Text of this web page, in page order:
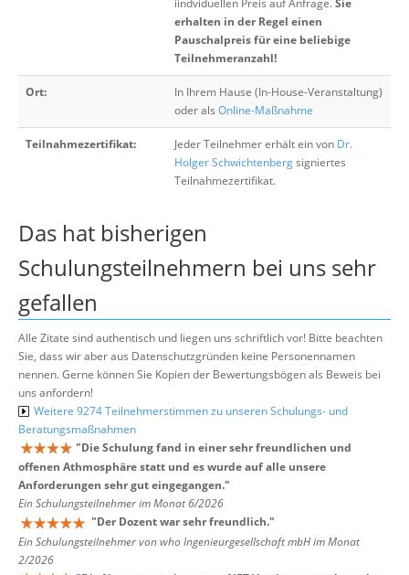
iindviduellen Preis auf Anfrage.Sie
erhalten in der Regel einen
Pauschalpreis für eine beliebige
Teilnehmeranzahl!
Ort:
In Ihrem Hause (In-House-Veranstaltung)
oder als Online-Maßnahme
Teilnahmezertifikat: Jeder Teilnehmer erhält ein von Dr.
Holger Schwichtenbergsigniertes
Teilnahmezertifikat.
Das hat bisherigen
Schulungsteilnehmern bei uns sehr
gefallen
Alle Zitate sind authentisch und liegen uns schriftlich vor! Bitte beachten
Sie, dass wir aber aus Datenschutzgründen keine Personennamen
nennen. Gerne können Sie Kopien der Bewertungsbögen als Beweis bei
uns anfordern!
Weitere 9274 Teilnehmerstimmen zu unseren Schulungs- und
Beratungsmaßnahmen
"Die Schulung fand in einer sehr freundlichen und
offenen Athmosphäre statt und es wurde auf alle unsere
Anforderungen sehr gut eingegangen."
Ein Schulungsteilnehmer im Monat 6/2026
"Der Dozent war sehr freundlich."
Ein Schulungsteilnehmer von who Ingenieurgesellschaft mbH im Monat
2/2026